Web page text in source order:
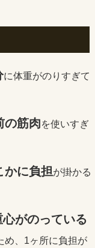
に体重がのりすぎて
の筋肉を使いすぎ
かに負担が掛かる
がのっている
め、 1ヶ所に負担が